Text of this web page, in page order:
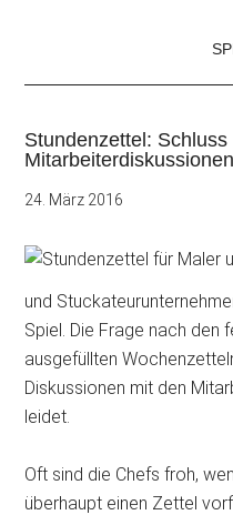
Stundenzettel:
Mitarbeiterdiskussionen
24. März 2016
und
Spiel. Die Frage nach den
ausgefüllten
Diskussionen mit den
leidet.
Oft sind die Chefs froh,
überhaupt einen Zettel